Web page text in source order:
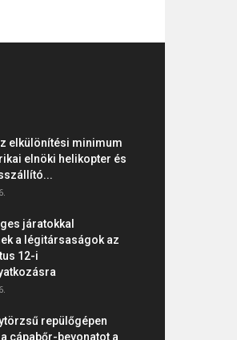
elkülönítési minimum
elnöki helikopter és
járatokkal
a légitársaságok az
12-i
repülőgépen
cápabőr-bevonatot a